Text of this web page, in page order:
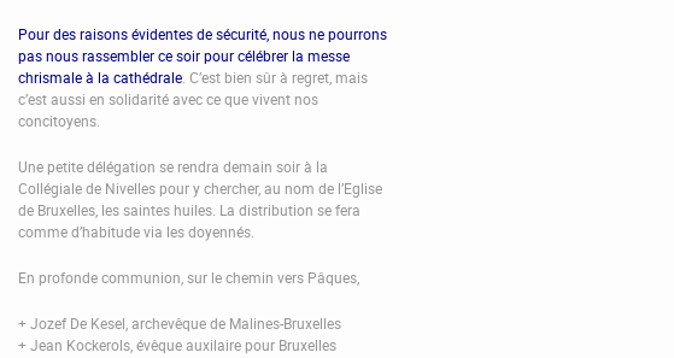
Pour des raisons évidentes de sécurité, nous ne pourrons
pas nous rassembler ce soir pour célébrer la messe
chrismale à la cathédrale . C’est bien sûr à regret, mais
c’est aussi en solidarité avec ce que vivent nos
concitoyens.
Une petite délégation se rendra demain soir à la
Collégiale de Nivelles pour y chercher, au nom de l’Eglise
de Bruxelles, les saintes huiles. La distribution se fera
comme d’habitude via les doyennés.
En profonde communion, sur le chemin vers Pâques,
+ Jozef De Kesel, archevêque de Malines-Bruxelles
+ Jean Kockerols, évêque auxilaire pour Bruxelles